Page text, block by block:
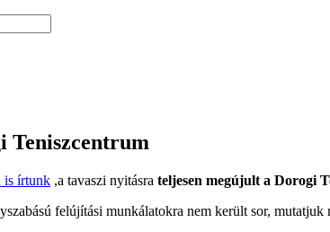
Teniszcentrum
is írtunk ,a tavaszi nyitásra teljesen megújult a Dorogi
felújítási munkálatokra nem került sor,